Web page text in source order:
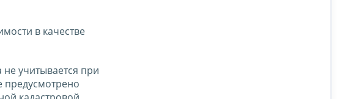
в качестве
учитывается при
предусмотрено